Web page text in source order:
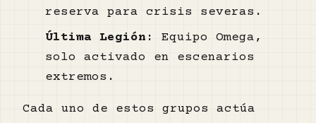
reserva para crisis severas.
Última Legión : Equipo Omega,
solo activado en escenarios
extremos.
Cada uno de estos grupos actúa